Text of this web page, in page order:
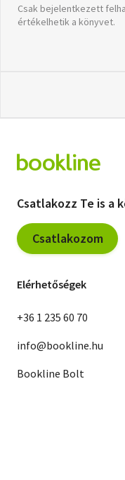
Csak bejelentkezett
értékelhetik a könyvet.
Csatlakozz Te is a
Csatlakozom
Elérhetőségek
+36 1 235 60 70
info@bookline.hu
Bookline Bolt